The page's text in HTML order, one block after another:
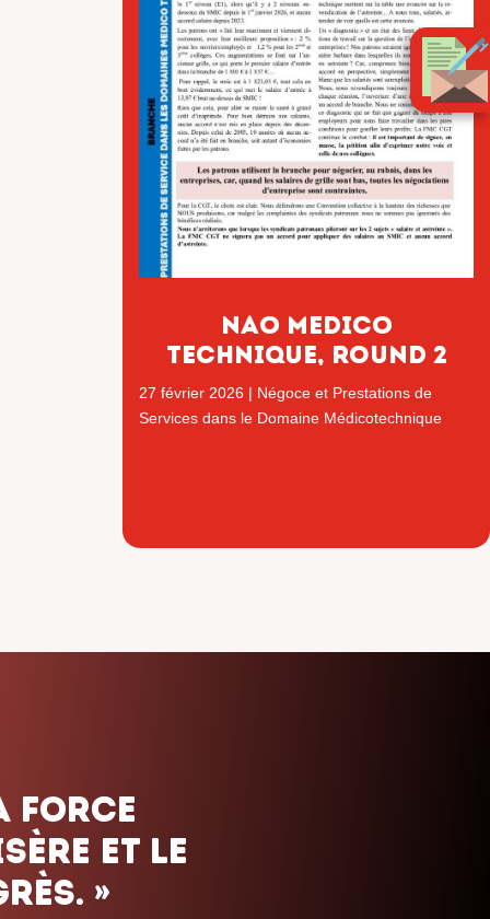
nao medico
technique, ROUND 2
27 février 2026 | Négoce et Prestations de
Services dans le Domaine Médicotechnique
Nous
que
le